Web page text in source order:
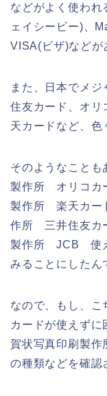
などがよく使われ
ェイシービー)、
VISA(ビザ)などが
また、日本でメ
住友カード、オリ
天カードなど、色
そのようなことも
製作所 オリコカ
製作所 楽天カー
作所 三井住友カ
製作所 JCB 使え
みることにしたん
なので、もし、こ
カードが使えず
賀状写真印刷製作
の種類などを確認